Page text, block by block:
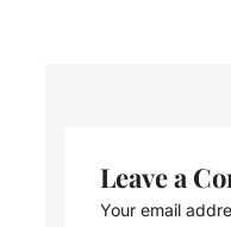
Leave a
Your email